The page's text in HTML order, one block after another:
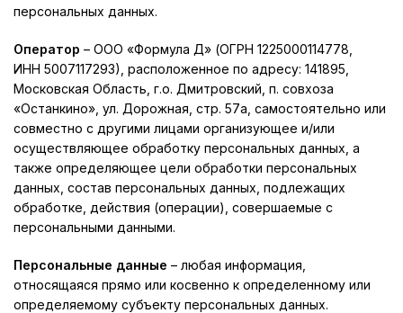
персональных данных.
Оператор – ООО «Формула Д» (ОГРН 1225000114778,
ИНН 5007117293), расположенное по адресу: 141895,
Московская Область, г.о. Дмитровский, п. совхоза
«Останкино», ул. Дорожная, стр. 57а, самостоятельно или
совместно с другими лицами организующее и/или
осуществляющее обработку персональных данных, а
также определяющее цели обработки персональных
данных, состав персональных данных, подлежащих
обработке, действия (операции), совершаемые с
персональными данными.
Персональные данные – любая информация,
относящаяся прямо или косвенно к определенному или
определяемому субъекту персональных данных.